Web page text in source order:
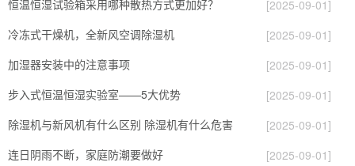
恒温恒湿试验箱采用哪种散热方式更加好？
[2025-09-01]
冷冻式干燥机，全新风空调除湿机
[2025-09-01]
加湿器安装中的注意事项
[2025-09-01]
步入式恒温恒湿实验室——5大优势
[2025-09-01]
除湿机与新风机有什么区别 除湿机有什么危害
[2025-09-01]
连日阴雨不断，家庭防潮要做好
[2025-09-01]